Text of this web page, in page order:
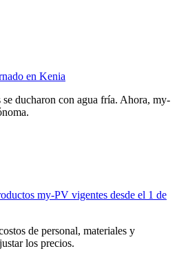
en Kenia
ducharon con agua fría. Ahora, my-
my-PV vigentes desde el 1 de
de personal, materiales y
los precios.